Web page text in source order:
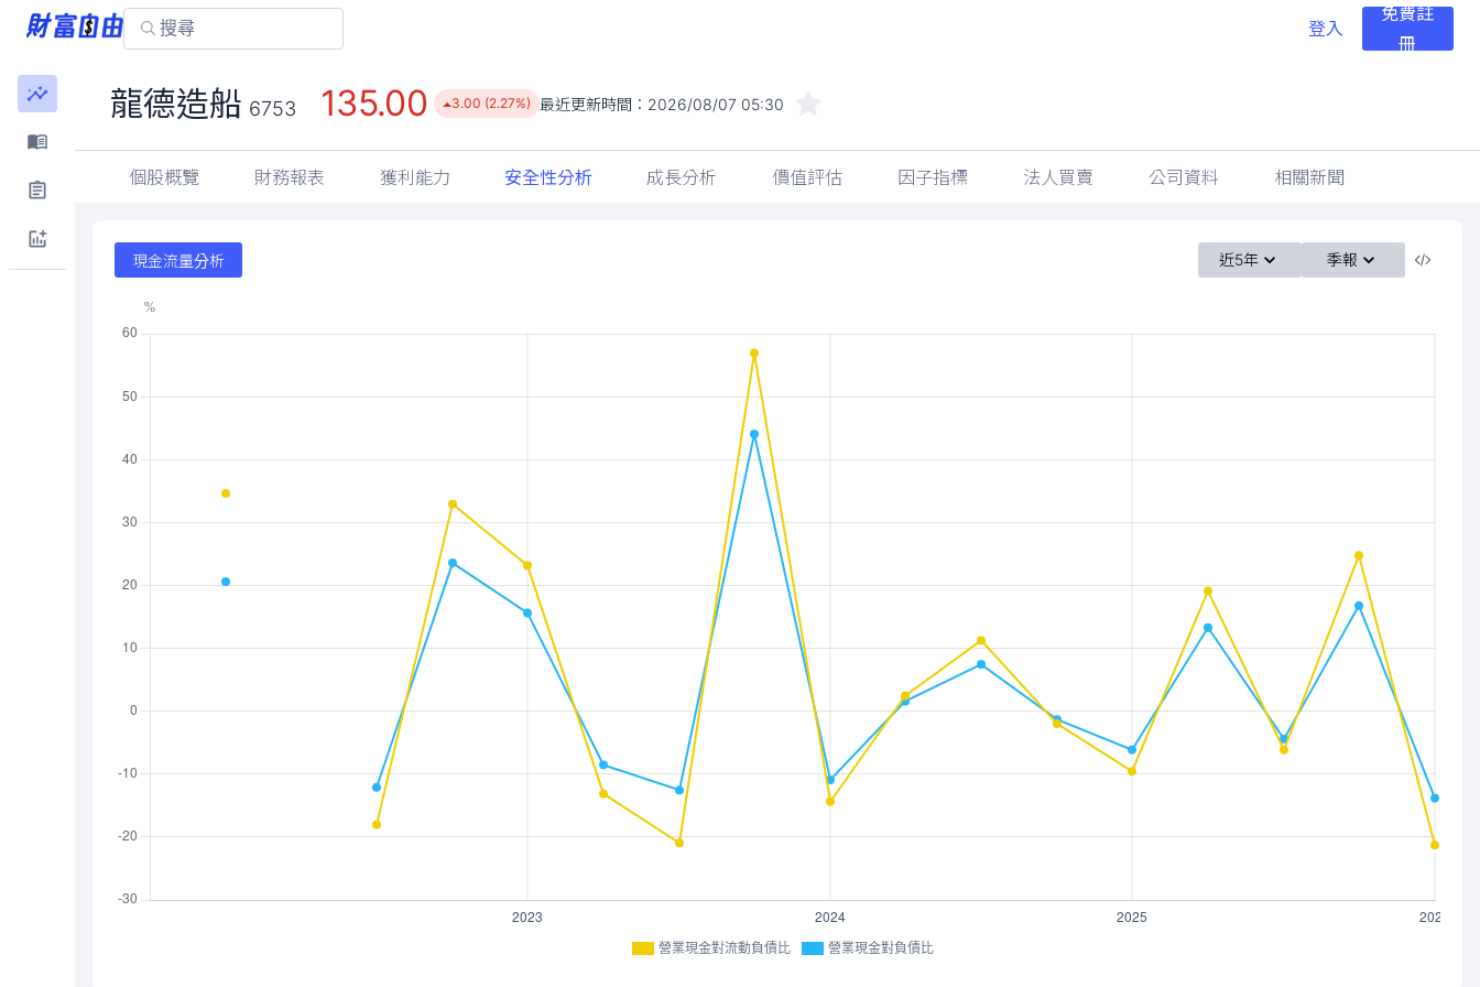
登入
免費註
冊
龍德造船 6753 135.00 3.00 (2.27%) 最近更新時間： 2026/08/07 05:30
個股概覽 財務報表 獲利能力 安全性分析 成長分析 價值評估 因子指標 法人買賣 公司資料 相關新聞
現金流量分析 近5年 季報
營業現金對流動負債比 營業現金對負債比